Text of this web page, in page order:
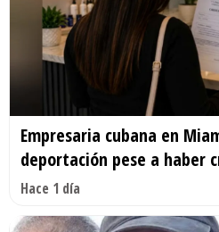
Empresaria cubana en
deportación pese a haber
Hace 1 día